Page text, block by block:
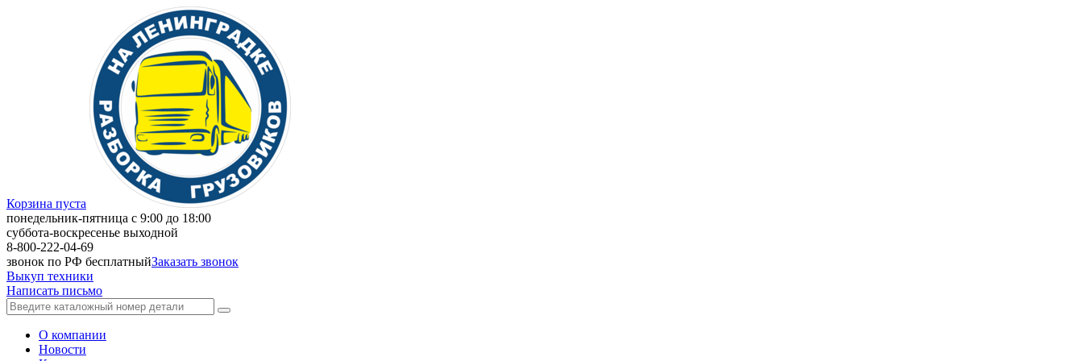
Корзина пуста
понедельник-пятница с 9:00 до 18:00
суббота-воскресенье выходной
8-800-222-04-69
звонок по РФ бесплатныйЗаказать звонок
Выкуп техники
Написать письмо
О компании
Новости